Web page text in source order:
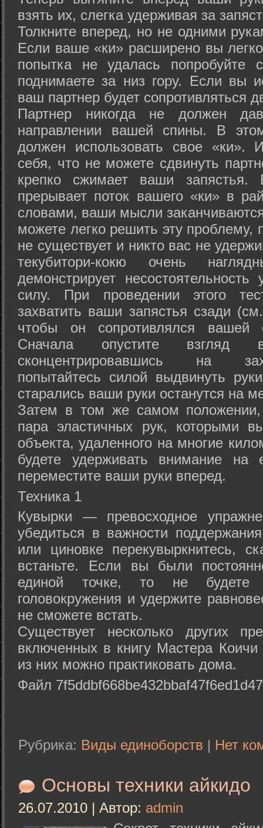
взять их, слегка удерживая за
Толкните вперед, но не одними
Если ваше «ки» расширено вы
попытка не удалась попробуйте
поднимаете за низ гору. Если вы
ваш партнер будет сопротивляться
Партнер никогда не должен
направлении вашей спины. В
должен использовать свое «ки».
себя, что не можете сдвинуть
крепко сжимает ваши запястья.
прерывает поток вашего «ки» в
словами, ваши мысли
можете легко решить эту проблему,
не существует и никто вас не
текубитори-кокю очень
демонстрирует
силу. При проведении этого
захватить ваши запястья сзади
чтобы он сопротивлялся вашей
Сначала опустите
сконцентрировавшись на
попытайтесь силой выдвинуть
старались ваши руки останутся на
Затем в том же самом положении,
пара эластичных рук, которыми
объекта, удаленного на многие
будете удерживать внимание на
переместите ваши руки вперед.
Техника 1
Кувырки — превосходное
убедиться в важности
или циновке перекувыркнитесь,
встаньте. Если вы были
единой точке, то не будете
головокружения и удержите
не сможете встать.
Существует несколько других
включенных в книгу Мастера
из них можно практиковать дома.
Файл
Рубрика: Виды единоборств | Нет
Основы техники айкидо
26.07.2010 | Автор: admin